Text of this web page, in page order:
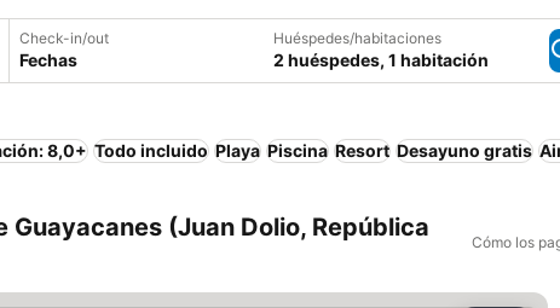
Check-in/out
Fechas
Huéspedes/habitaciones
2 huéspedes, 1 habitación
8,0+ Todo incluido Playa Piscina Resort Desayuno gratis
(Juan Dolio, República
Cómo los